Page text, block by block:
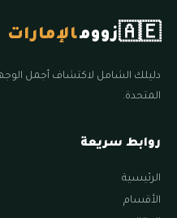
🇦🇪زوومالإمارات
دليلك الشامل لاكتشاف أجمل
المتحدة.
روابط سريعة
الرئيسية
الأقسام